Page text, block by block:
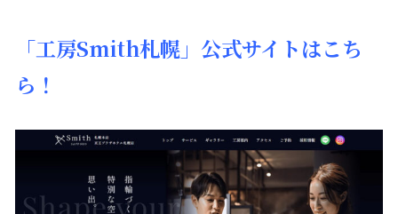
「工房Smith札幌」公式サイトはこち
ら！